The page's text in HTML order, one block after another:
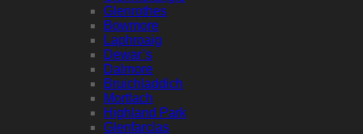
Glenrothes
Bowmore
Laphroaig
Dewar’s
Dalmore
Bruichladdich
Mortlach
Highland Park
Glenfarclas